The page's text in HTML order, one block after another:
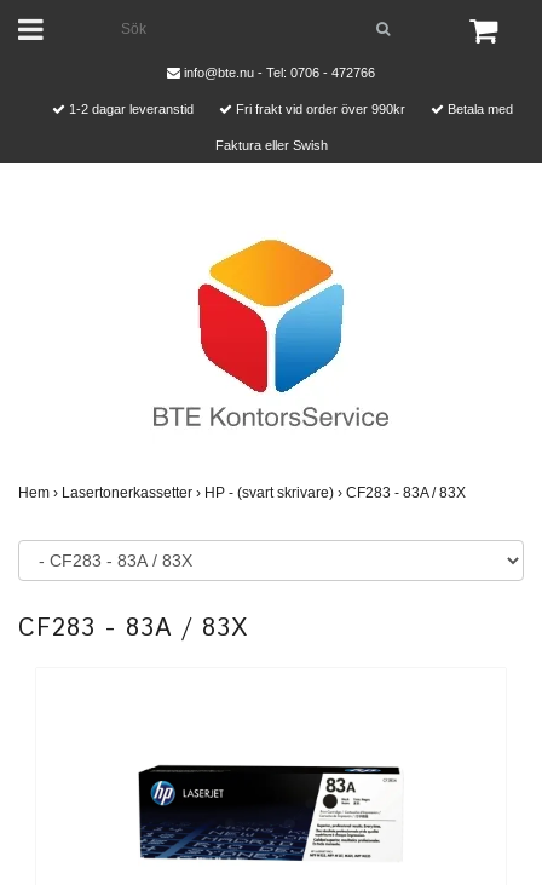
info@bte.nu - Tel: 0706 - 472766
1-2 dagar leveranstid Fri frakt vid order över 990kr Betala med
Faktura eller Swish
Hem › Lasertonerkassetter › HP - (svart skrivare) › CF283 - 83A / 83X
CF283 - 83A / 83X